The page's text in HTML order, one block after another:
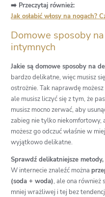
➡️ Przeczytaj również:
Jak osłabić włosy na nogach?
Domowe sposoby
intymnych
Jakie są domowe sposoby na
bardzo delikatne, więc musisz
ostrożnie. Tak naprawdę
ale musisz liczyć się z tym, że
musisz mocno zerwać, aby
zabieg nie tylko niekomfortowy,
możesz go odczuć właśnie w
wyjątkowo delikatne.
Sprawdź delikatniejsze
W internecie znaleźć można
(soda + woda), ale ona również
mniej wrażliwej i tej bez